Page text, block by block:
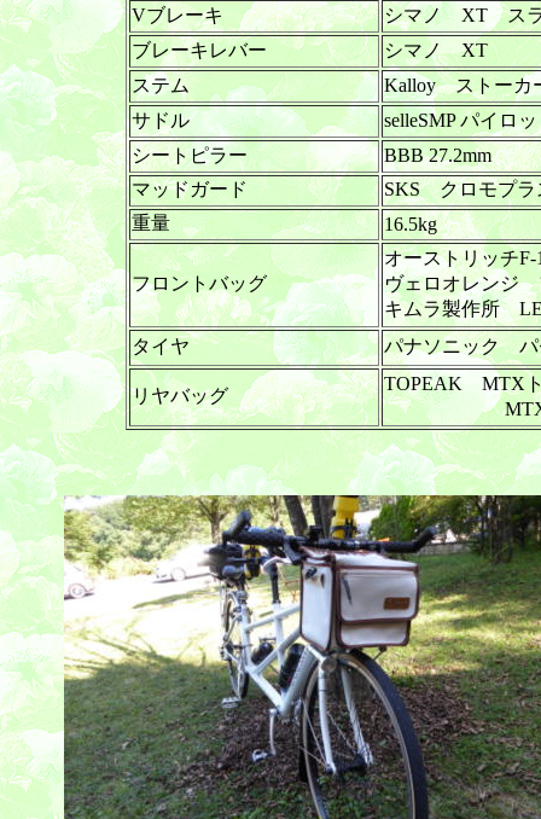
Vブレーキ
シマノ XT スラ
ブレーキレバー
シマノ XT
ステム
Kalloy ストーカ
サドル
selleSMP パイロ
シートピラー
BBB 27.2mm
マッドガード
SKS クロモプ
重量
16.5kg
フロントバッグ
オーストリッチ
ヴェロオレンジ
キムラ製作所
タイヤ
パナソニック パ
リヤバッグ
TOPEAK MTX
MTXビーム